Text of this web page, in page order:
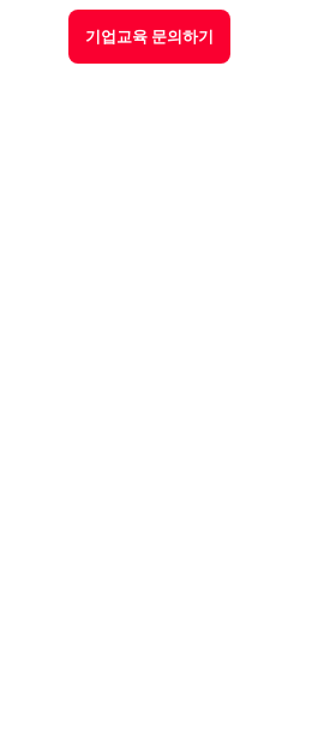
기업교육 문의하기